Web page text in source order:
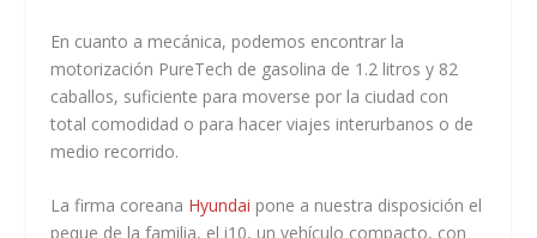
En cuanto a mecánica, podemos encontrar la
motorización PureTech de gasolina de 1.2 litros y 82
caballos, suficiente para moverse por la ciudad con
total comodidad o para hacer viajes interurbanos o de
medio recorrido.
La firma coreana Hyundai pone a nuestra disposición el
peque de la familia, el i10, un vehículo compacto, con